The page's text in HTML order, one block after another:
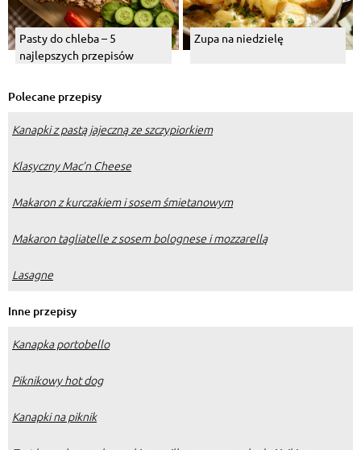
Pasty do chleba – 5
najlepszych przepisów
Zupa na niedzielę
Polecane przepisy
Kanapki z pastą jajeczną ze szczypiorkiem
Klasyczny Mac’n Cheese
Makaron z kurczakiem i sosem śmietanowym
Makaron tagliatelle z sosem bolognese i mozzarellą
Lasagne
Inne przepisy
Kanapka portobello
Piknikowy hot dog
Kanapki na piknik